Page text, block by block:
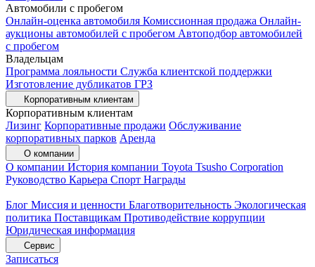
Автомобили с пробегом
Онлайн-оценка автомобиля Комиссионная продажа Онлайн-
аукционы автомобилей с пробегом Автоподбор автомобилей
с пробегом
Владельцам
Программа лояльности Служба клиентской поддержки
Изготовление дубликатов ГРЗ
Корпоративным клиентам
Корпоративным клиентам
Лизинг Корпоративные продажи Обслуживание
корпоративных парков Аренда
О компании
О компании История компании Toyota Tsusho Corporation
Руководство Карьера Спорт Награды
Блог Миссия и ценности Благотворительность Экологическая
политика Поставщикам Противодействие коррупции
Юридическая информация
Сервис
Записаться